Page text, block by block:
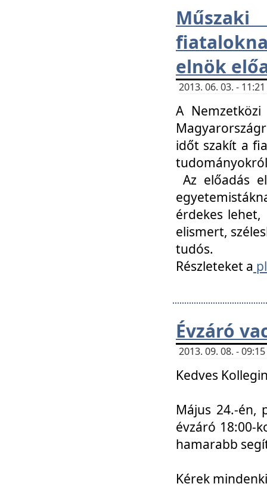
elnök
2013. 06. 03. -
A
időt szakít a
Az előadás
érdekes lehet,
elismert,
tudós.
Részleteket a
Évzáró
2013. 09. 08. -
Kedves
Május 24.-én,
évzáró 18:00-
hamarabb
Kérek